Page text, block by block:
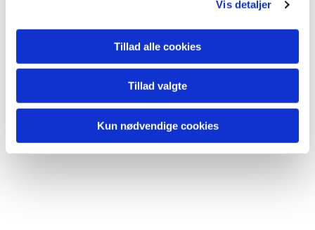
Vis detaljer
Tillad alle cookies
Tillad valgte
Kun nødvendige cookies
Du vil måske også kunne
lide...